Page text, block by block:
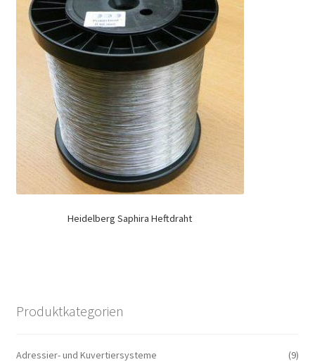
Heidelberg Saphira Heftdraht
Produktkategorien
Adressier- und Kuvertiersysteme
(9)